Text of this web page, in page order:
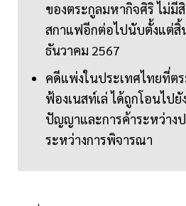
ของตระกูลมหากิจศิริ ไม่มี
สกาแฟอีกต่อไปนับตั้งแต่สิ้
ธันวาคม 2567
คดีแพ่งในประเทศไทยที่ต
ฟ้องเนสท์เล่ ได้ถูกโอนไป
ปัญญาและการค้าระหว่าง
ระหว่างการพิจารณา